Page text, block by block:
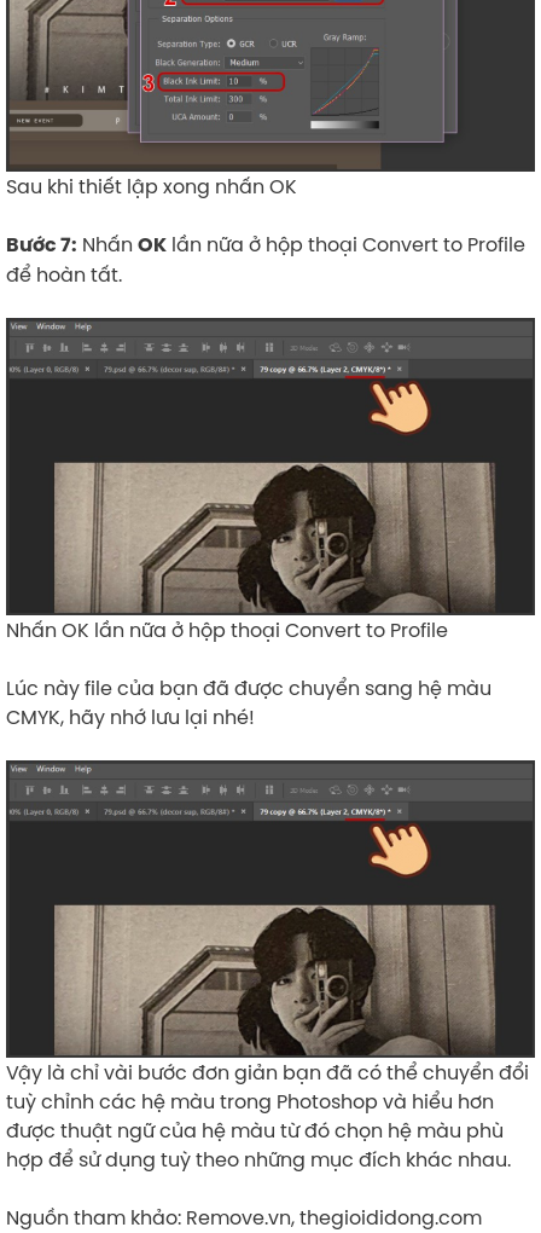
Sau khi thiết lập xong nhấn OK
Bước 7: Nhấn OK lần nữa ở hộp thoại Convert to Profile
để hoàn tất.
Nhấn OK lần nữa ở hộp thoại Convert to Profile
Lúc này file của bạn đã được chuyển sang hệ màu
CMYK, hãy nhớ lưu lại nhé!
Vậy là chỉ vài bước đơn giản bạn đã có thể chuyển đổi
tuỳ chỉnh các hệ màu trong Photoshop và hiểu hơn
được thuật ngữ của hệ màu từ đó chọn hệ màu phù
hợp để sử dụng tuỳ theo những mục đích khác nhau.
Nguồn tham khảo: Remove.vn, thegioididong.com